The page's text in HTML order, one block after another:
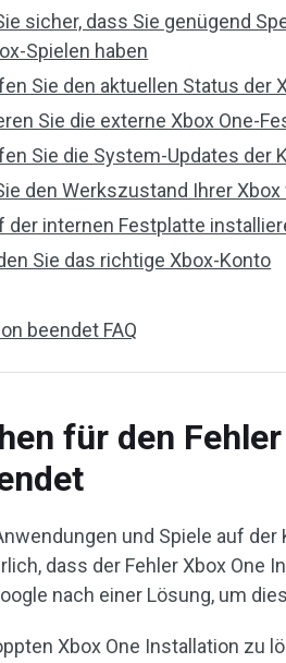
sicher, dass Sie genügend
Spielen haben
Sie den aktuellen Status der
Sie die externe Xbox One-
Sie die System-Updates der
den Werkszustand Ihrer
der internen Festplatte
Sie das richtige Xbox-Konto
beendet FAQ
für den
und Spiele auf
dass der Fehler Xbox One
nach einer Lösung, um
Xbox One Installation zu